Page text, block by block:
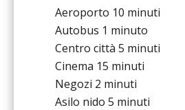
Aeroporto 10 minuti
Autobus 1 minuto
Centro città 5 minuti
Cinema 15 minuti
Negozi 2 minuti
Asilo nido 5 minuti